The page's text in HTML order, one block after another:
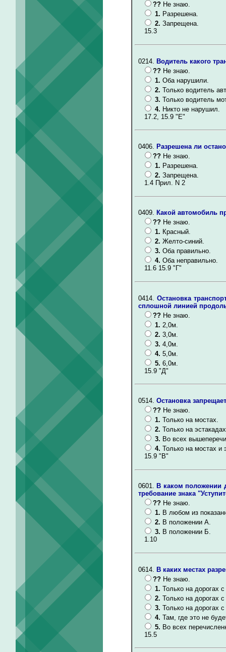
?? Не знаю.
1. Разрешена.
2. Запрещена.
15.3
0214. Водитель какого
?? Не знаю.
1. Оба нарушили.
2. Только водитель
3. Только водитель
4. Никто не нарушил.
17.2, 15.9 "Е"
0406.
Разрешена ли
?? Не знаю.
1. Разрешена.
2. Запрещена.
1.4 Прил. N 2
0409. Какой автомобиль
?? Не знаю.
1. Красный.
2. Желто-синий.
3. Оба правильно.
4. Оба неправильно.
11.6 15.9 "Г"
0414. Остановка
сплошной линией
?? Не знаю.
1. 2,0м.
2. 3,0м.
3. 4,0м.
4. 5,0м.
5. 6,0м.
15.9 "Д"
0514. Остановка
?? Не знаю.
1. Только на мостах.
2. Только на
3. Во всех
4. Только на мостах и
15.9 "В"
0601. В каком положении
требование знака
?? Не знаю.
1. В любом из
2. В положении А.
3. В положении Б.
1.10
0614. В каких местах
?? Не знаю.
1. Только на дорогах
2. Только на дорогах
3. Только на дорогах
4. Там, где это не
5. Во всех
15.5